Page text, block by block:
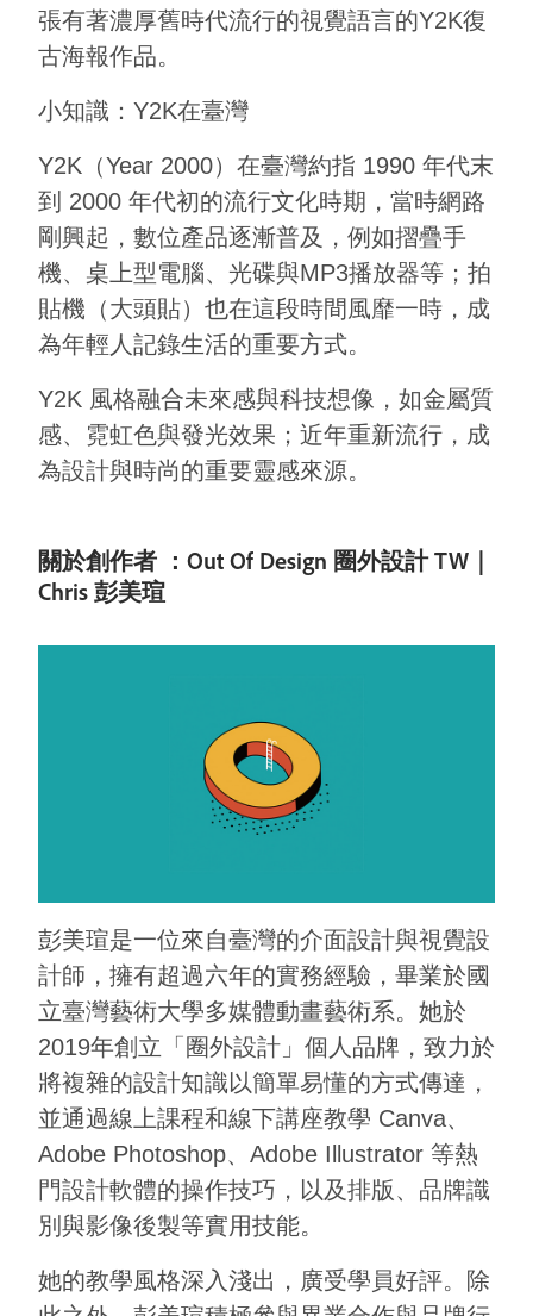
張有著濃厚舊時代流行的視覺語言的Y2K復
古海報作品。
小知識：Y2K在臺灣
Y2K（Year 2000）在臺灣約指 1990 年代末
到 2000 年代初的流行文化時期，當時網路
剛興起，數位產品逐漸普及，例如摺疊手
機、桌上型電腦、光碟與MP3播放器等；拍
貼機（大頭貼）也在這段時間風靡一時，成
為年輕人記錄生活的重要方式。
Y2K 風格融合未來感與科技想像，如金屬質
感、霓虹色與發光效果；近年重新流行，成
為設計與時尚的重要靈感來源。
關於創作者 ：Out Of Design 圈外設計 TW｜
Chris 彭美瑄
彭美瑄是一位來自臺灣的介面設計與視覺設
計師，擁有超過六年的實務經驗，畢業於國
立臺灣藝術大學多媒體動畫藝術系。她於
2019年創立「圈外設計」個人品牌，致力於
將複雜的設計知識以簡單易懂的方式傳達，
並通過線上課程和線下講座教學 Canva、
Adobe Photoshop、Adobe Illustrator 等熱
門設計軟體的操作技巧，以及排版、品牌識
別與影像後製等實用技能。
她的教學風格深入淺出，廣受學員好評。除